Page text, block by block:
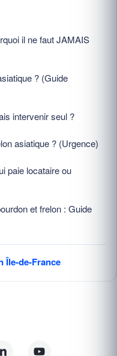
il ne faut JAMAIS
? (Guide
intervenir seul ?
asiatique ? (Urgence)
paie locataire ou
et frelon : Guide
Île-de-France